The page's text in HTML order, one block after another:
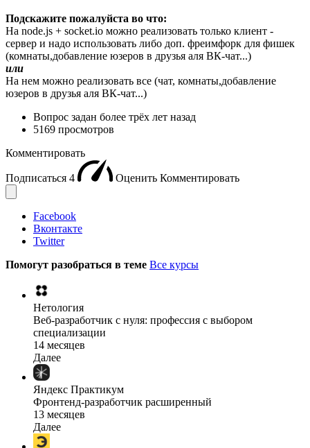
Подскажите пожалуйста во что:
На node.js + socket.io можно реализовать только клиент -
сервер и надо использовать либо доп. фреимфорк для фишек
(комнаты,добавление юзеров в друзья аля ВК-чат...)
или
На нем можно реализовать все (чат, комнаты,добавление
юзеров в друзья аля ВК-чат...)
Вопрос задан более трёх лет назад
5169 просмотров
Комментировать
Подписаться 4 Оценить Комментировать
Facebook
Вконтакте
Twitter
Помогут разобраться в теме Все курсы
Нетология
Веб-разработчик с нуля: профессия с выбором
специализации
14 месяцев
Далее
Яндекс Практикум
Фронтенд-разработчик расширенный
13 месяцев
Далее